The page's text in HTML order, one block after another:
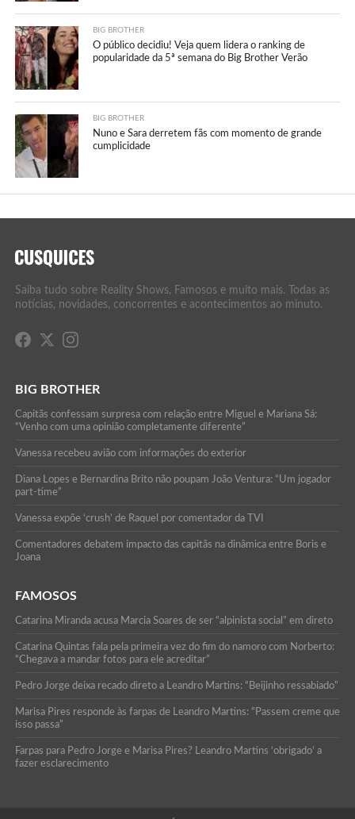
BIG BROTHER
O público decidiu! Veja quem lidera o ranking de
popularidade da 5ª semana do Big Brother Verão
BIG BROTHER
Nuno e Sara derretem fãs com momento de grande
cumplicidade
Saiba tudo sobre Reality Shows, Famosos e muito mais. Todas as
notícias, novidades, concorrentes e acontecimentos ao minuto.
BIG BROTHER
Capitãs confessam surpresa com relação entre Miguel e Mariana Sá:
“Venho com uma opinião completamente diferente”
Vanessa recebeu avião com informações do exterior
Diana Lopes e Bernardina Brito não poupam João Ventura: “Um jogador
part-time”
Vanessa expõe ‘crush’ de Raquel por comentador da TVI
Comentadores debatem impacto das capitãs na dinâmica entre Boris e
Joana
FAMOSOS
Catarina Miranda acusa Marcia Soares de ser “alpinista social” em direto
Catarina Quintas fala pela primeira vez do fim do namoro com Norberto:
“Chegava a mandar fotos para ele acreditar”
Pedro Jorge deixa recado direto a Leandro Martins: “Beijinho ressabiado”
Marisa Pires responde às farpas de Leandro Martins: “Passem creme que
isso passa”
Farpas para Pedro Jorge e Marisa Pires? Leandro Martins ‘obrigado’ a
fazer esclarecimento